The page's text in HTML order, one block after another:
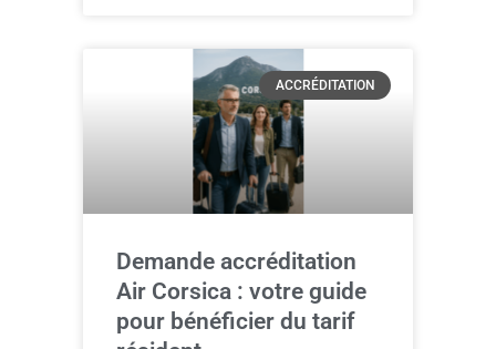
ACCRÉDITATION
Demande accréditation
Air Corsica : votre guide
pour bénéficier du tarif